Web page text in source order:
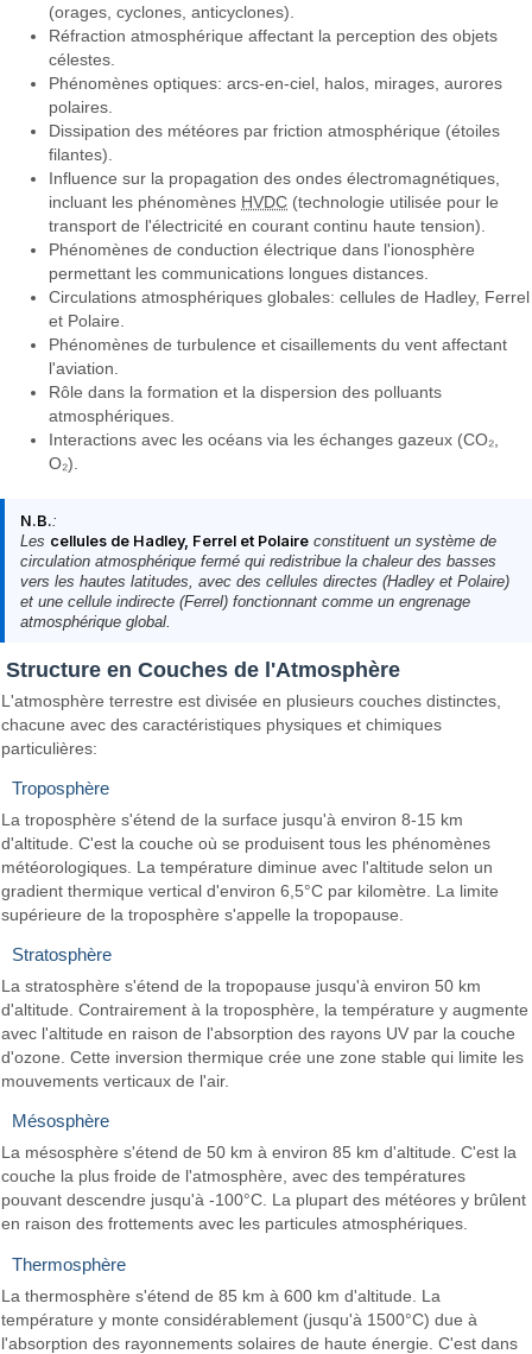
(orages, cyclones, anticyclones).
Réfraction atmosphérique affectant la perception des objets
célestes.
Phénomènes optiques: arcs-en-ciel, halos, mirages, aurores
polaires.
Dissipation des météores par friction atmosphérique (étoiles
filantes).
Influence sur la propagation des ondes électromagnétiques,
incluant les phénomènes HVDC (technologie utilisée pour le
transport de l'électricité en courant continu haute tension).
Phénomènes de conduction électrique dans l'ionosphère
permettant les communications longues distances.
Circulations atmosphériques globales: cellules de Hadley, Ferrel
et Polaire.
Phénomènes de turbulence et cisaillements du vent affectant
l'aviation.
Rôle dans la formation et la dispersion des polluants
atmosphériques.
Interactions avec les océans via les échanges gazeux (CO₂,
O₂).
N.B.:
Les cellules de Hadley, Ferrel et Polaireconstituent un système de
circulation atmosphérique fermé qui redistribue la chaleur des basses
vers les hautes latitudes, avec des cellules directes (Hadley et Polaire)
et une cellule indirecte (Ferrel) fonctionnant comme un engrenage
atmosphérique global.
Structure en Couches de l'Atmosphère
L'atmosphère terrestre est divisée en plusieurs couches distinctes,
chacune avec des caractéristiques physiques et chimiques
particulières:
Troposphère
La troposphère s'étend de la surface jusqu'à environ 8-15 km
d'altitude. C'est la couche où se produisent tous les phénomènes
météorologiques. La température diminue avec l'altitude selon un
gradient thermique vertical d'environ 6,5°C par kilomètre. La limite
supérieure de la troposphère s'appelle la tropopause.
Stratosphère
La stratosphère s'étend de la tropopause jusqu'à environ 50 km
d'altitude. Contrairement à la troposphère, la température y augmente
avec l'altitude en raison de l'absorption des rayons UV par la couche
d'ozone. Cette inversion thermique crée une zone stable qui limite les
mouvements verticaux de l'air.
Mésosphère
La mésosphère s'étend de 50 km à environ 85 km d'altitude. C'est la
couche la plus froide de l'atmosphère, avec des températures
pouvant descendre jusqu'à -100°C. La plupart des météores y brûlent
en raison des frottements avec les particules atmosphériques.
Thermosphère
La thermosphère s'étend de 85 km à 600 km d'altitude. La
température y monte considérablement (jusqu'à 1500°C) due à
l'absorption des rayonnements solaires de haute énergie. C'est dans